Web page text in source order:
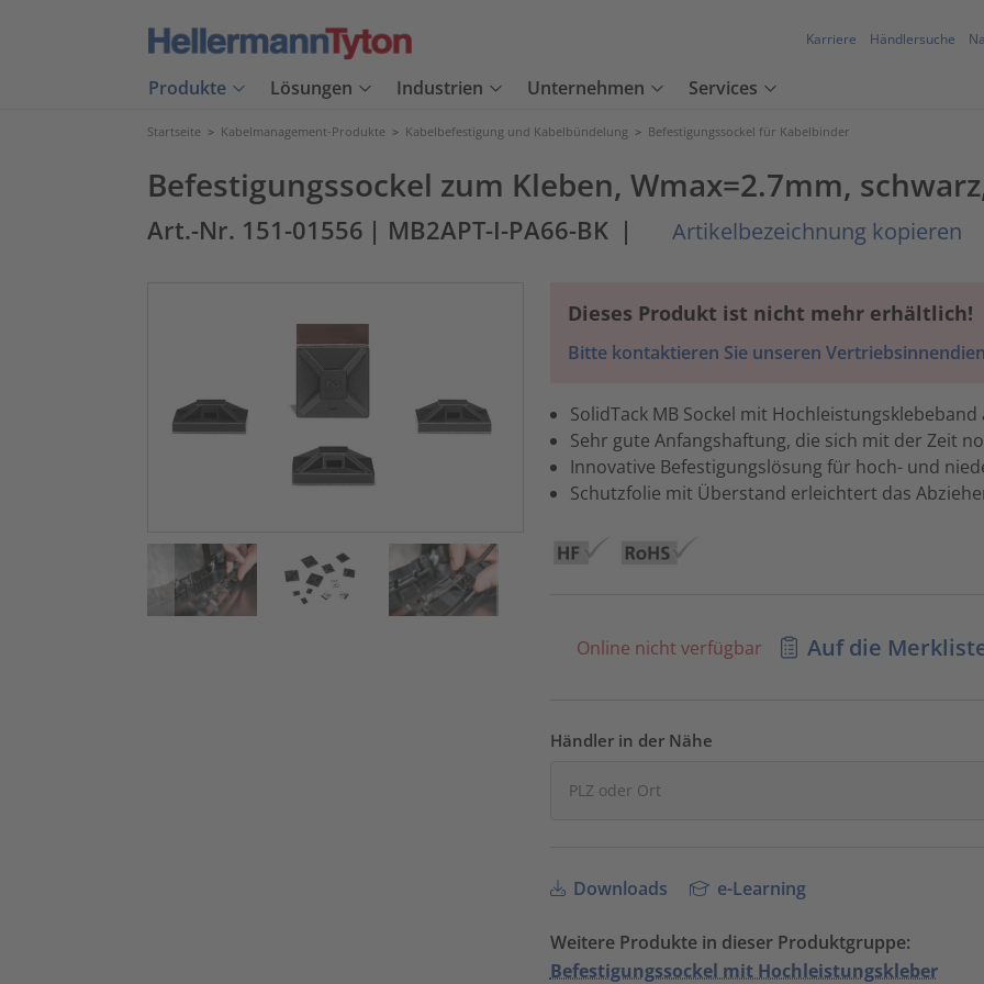
Karriere Händlersuche
Produkte Lösungen Industrien Unternehmen Services
Startseite > Kabelmanagement-Produkte > Kabelbefestigung und Kabelbündelung > Befestigungssockel für Kabelbinder
Befestigungssockel zum Kleben, Wmax=2.7mm,
Art.-Nr. 151-01556 | MB2APT-I-PA66-BK | Artikelbezeichnung kopieren
Dieses Produkt ist nicht mehr erhältlich!
Bitte kontaktieren Sie unseren
SolidTack MB Sockel mit
Sehr gute Anfangshaftung, die sich mit der Zeit
Innovative Befestigungslösung für hoch- und
Schutzfolie mit Überstand erleichtert das
Online nicht verfügbar Auf die
Händler in der Nähe
Downloads e-Learning
Weitere Produkte in dieser Produktgruppe:
Befestigungssockel mit Hochleistungskleber